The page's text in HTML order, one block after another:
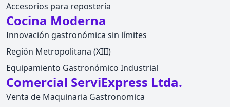
Accesorios para repostería
Cocina Moderna
Innovación gastronómica sin límites
Región Metropolitana (XIII)
Equipamiento Gastronómico Industrial
Comercial ServiExpress Ltda.
Venta de Maquinaria Gastronomica